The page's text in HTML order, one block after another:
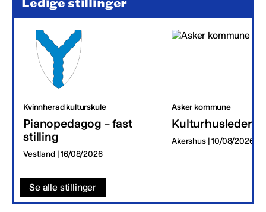
Ledige stillinger
Kvinnherad kulturskule
Pianopedagog – fast
stilling
Vestland | 16/08/2026
Asker kommune
Kulturhusleder
Akershus | 10/08/2026
Se alle stillinger